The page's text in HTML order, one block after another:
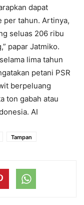
dapat
per tahun. Artinya,
seluas 206 ribu
papar Jatmiko.
lima tahun
petani PSR
berpeluang
ton gabah atau
AI
Tampan